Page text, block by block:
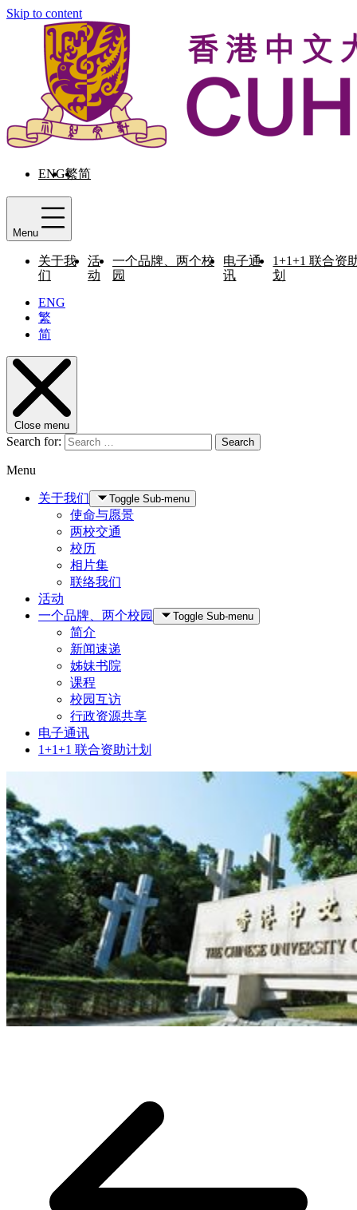
Skip to content
ENG繁简
Menu
关于我
们
活
动
一个品牌、两个校
园
电子通
讯
1+1+1 联合资
划
ENG
繁
简
Close menu
Search for: Search
Menu
关于我们 Toggle Sub-menu
使命与愿景
两校交通
校历
相片集
联络我们
活动
一个品牌、两个校园
Toggle Sub-menu
简介
新闻速递
姊妹书院
课程
校园互访
行政资源共享
电子通讯
1+1+1 联合资助计划